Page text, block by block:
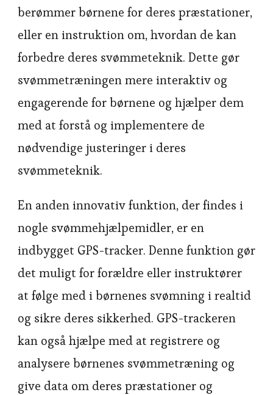
berømmer børnene for deres præstationer,
eller en instruktion om, hvordan de kan
forbedre deres svømmeteknik. Dette gør
svømmetræningen mere interaktiv og
engagerende for børnene og hjælper dem
med at forstå og implementere de
nødvendige justeringer i deres
svømmeteknik.
En anden innovativ funktion, der findes i
nogle svømmehjælpemidler, er en
indbygget GPS-tracker. Denne funktion gør
det muligt for forældre eller instruktører
at følge med i børnenes svømning i realtid
og sikre deres sikkerhed. GPS-trackeren
kan også hjælpe med at registrere og
analysere børnenes svømmetræning og
give data om deres præstationer og